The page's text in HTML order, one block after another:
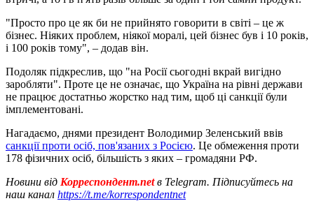
"Просто про це як би не прийнято говорити в світі – це ж
бізнес. Ніяких проблем, ніякої моралі, цей бізнес був і 10 років,
і 100 років тому", – додав він.
Подоляк підкреслив, що "на Росії сьогодні вкрай вигідно
заробляти". Проте це не означає, що Україна на рівні держави
не працює достатньо жорстко над тим, щоб ці санкції були
імплементовані.
Нагадаємо, днями президент Володимир Зеленський ввів
санкції проти осіб, пов'язаних з Росією. Це обмеження проти
178 фізичних осіб, більшість з яких – громадяни РФ.
Новини від Корреспондент.netв Telegram. Підписуйтесь на
наш канал https://t.me/korrespondentnet